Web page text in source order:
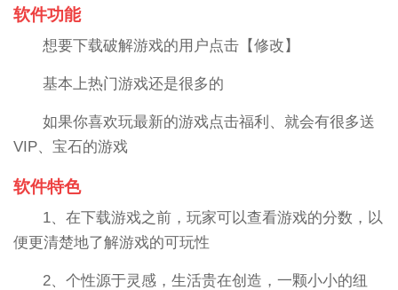
软件功能
想要下载破解游戏的用户点击【修改】
基本上热门游戏还是很多的
如果你喜欢玩最新的游戏点击福利、就会有很多送
VIP、宝石的游戏
软件特色
1、在下载游戏之前，玩家可以查看游戏的分数，以
便更清楚地了解游戏的可玩性
2、个性源于灵感，生活贵在创造，一颗小小的纽